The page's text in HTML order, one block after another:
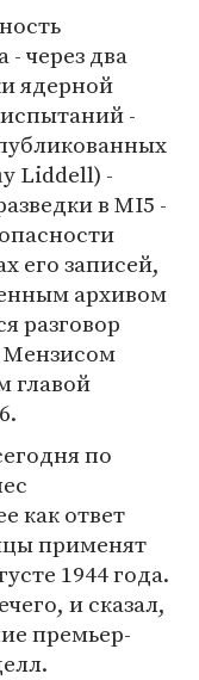
- через два
ядерной
-
Liddell) -
в MI5 -
его записей,
архивом
разговор
Мензисом
главой
по
как ответ
применят
1944 года.
и сказал,
премьер-